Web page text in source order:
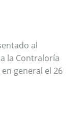
al
la Contraloría
general el 26